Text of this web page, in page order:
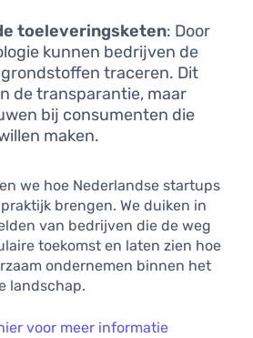
toeleveringsketen: Door
kunnen bedrijven de
traceren. Dit
de transparantie, maar
bij consumenten die
maken.
we hoe Nederlandse startups
brengen. We duiken in
van bedrijven die de weg
toekomst en laten zien hoe
ondernemen binnen het
landschap.
voor meer informatie